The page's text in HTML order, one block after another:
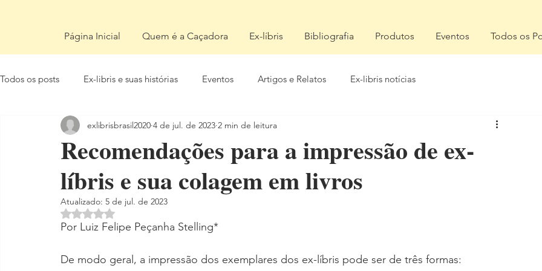
Página Inicial Quem é a Caçadora Ex-líbris Bibliografia Produtos Eventos Todos os
Todos os posts Ex-libris e suas histórias Eventos Artigos e Relatos Ex-libris notícias
Recomendações para a impressão de ex-
líbris e sua colagem em livros
exlibrisbrasil2020 4 de jul. de 2023 2 min de leitura
Atualizado: 5 de jul. de 2023
Avaliado com NaN de 5 estrelas.
Por Luiz Felipe Peçanha Stelling*
De modo geral, a impressão dos exemplares dos ex-líbris pode ser de três formas: